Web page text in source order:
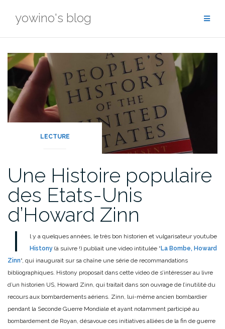
yowino's blog
LECTURE
Une Histoire populaire
des Etats-Unis
d’Howard Zinn
I
l y a quelques années, le très bon historien et vulgarisateur youtube
Histony (à suivre !) publiait une video intitulée “ La Bombe, Howard
Zinn“, qui inaugurait sur sa chaîne une série de recommandations
bibliographiques. Histony proposait dans cette video de s’intéresser au livre
d’un historien US, Howard Zinn, qui traitait dans son ouvrage de l’inutilité du
recours aux bombardements aériens. Zinn, lui-même ancien bombardier
pendant la Seconde Guerre Mondiale et ayant notamment participé au
bombardement de Royan, désavoue ces initiatives alliées de la fin de guerre